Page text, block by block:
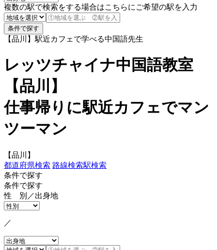
複数の駅で検索をする場合はこちらにご希望の駅を入力
【品川】駅近カフェで学べる中国語先生
レッツチャイナ中国語教室
【品川】
仕事帰りに駅近カフェでマン
ツーマン
【品川】
都道府県検索 路線検索駅検索
条件で探す
条件で探す
性 別／出身地
／